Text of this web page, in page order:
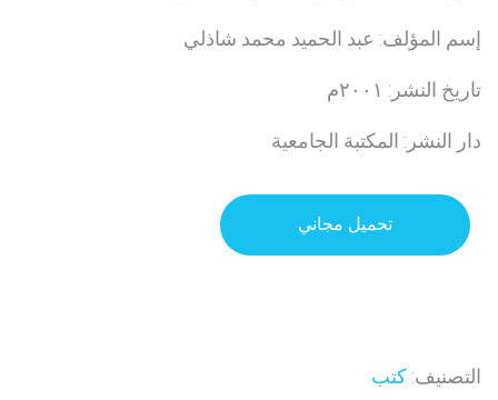
إسم المؤلف: عبد الحميد محمد شاذلي
تاريخ النشر: ٢٠٠١م
دار النشر: المكتبة الجامعية
تحميل مجاني
التصنيف: كتب